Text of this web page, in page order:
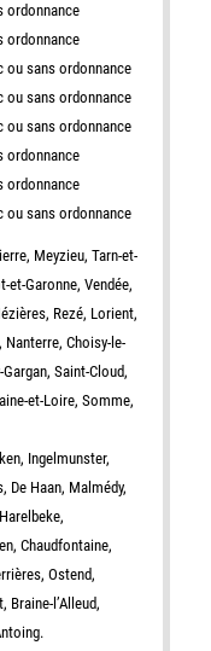
ordonnance
ordonnance
sans ordonnance
sans ordonnance
sans ordonnance
ordonnance
ordonnance
sans ordonnance
Meyzieu, Tarn-et-
et-Garonne, Vendée,
Rezé, Lorient,
Nanterre, Choisy-le-
Saint-Cloud,
et-Loire, Somme,
Ingelmunster,
De Haan, Malmédy,
Chaudfontaine,
Ostend,
Braine-l’Alleud,